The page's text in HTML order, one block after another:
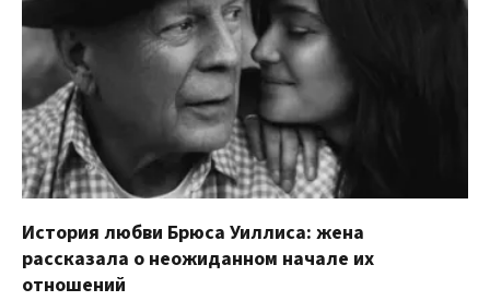
История любви Брюса Уиллиса: жена
рассказала о неожиданном начале их
отношений